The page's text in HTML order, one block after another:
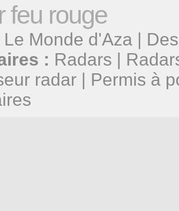
feu rouge
Le Monde d'Aza |
: Radars |
radar | Permis à